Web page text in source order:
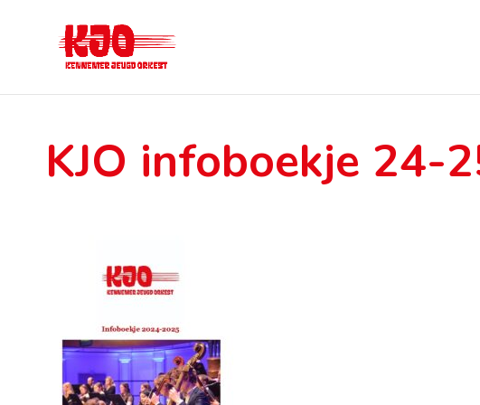
KJO infoboekje 24-